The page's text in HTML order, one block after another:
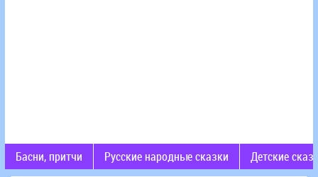
Басни, притчи Русские народные сказки Детские